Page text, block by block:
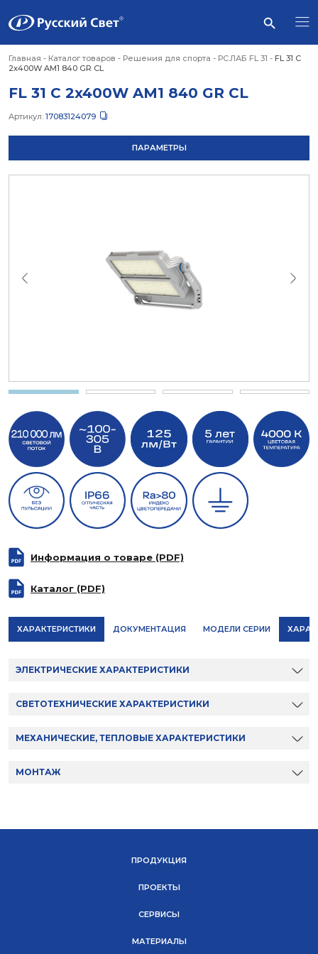
Главная - Каталог товаров - Решения для спорта - РС.ЛАБ FL 31 - FL 31 C
2x400W AM1 840 GR CL
FL 31 C 2x400W AM1 840 GR CL
Артикул: 17083124079
ПАРАМЕТРЫ
Информация о товаре (PDF)
Каталог (PDF)
ХАРАКТЕРИСТИКИ ДОКУМЕНТАЦИЯ МОДЕЛИ СЕРИИ
ЭЛЕКТРИЧЕСКИЕ ХАРАКТЕРИСТИКИ
СВЕТОТЕХНИЧЕСКИЕ ХАРАКТЕРИСТИКИ
МЕХАНИЧЕСКИЕ, ТЕПЛОВЫЕ ХАРАКТЕРИСТИКИ
МОНТАЖ
ПРОДУКЦИЯ
ПРОЕКТЫ
СЕРВИСЫ
МАТЕРИАЛЫ